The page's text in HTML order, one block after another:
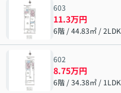
603
11.3万円
6階 / 44.83㎡ / 2LDK
602
8.75万円
6階 / 34.38㎡ / 1LDK